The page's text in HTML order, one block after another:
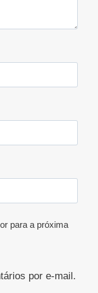
para a próxima
por e-mail.